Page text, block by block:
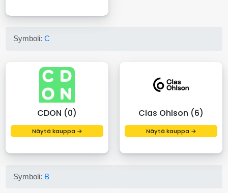
Symboli:C
CDON (0)
Näytä kauppa →
Clas Ohlson (6)
Näytä kauppa →
Symboli: B